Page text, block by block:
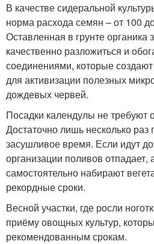
В качестве сидеральной
норма расхода семян – от 100
Оставленная в грунте органика
качественно разложиться и
соединениями, которые
для активизации полезных
дождевых червей.
Посадки календулы не требуют
Достаточно лишь несколько раз
засушливое время. Если идут
организации поливов отпадает,
самостоятельно набирают
рекордные сроки.
Весной участки, где росли
приёму овощных культур,
рекомендованным срокам.